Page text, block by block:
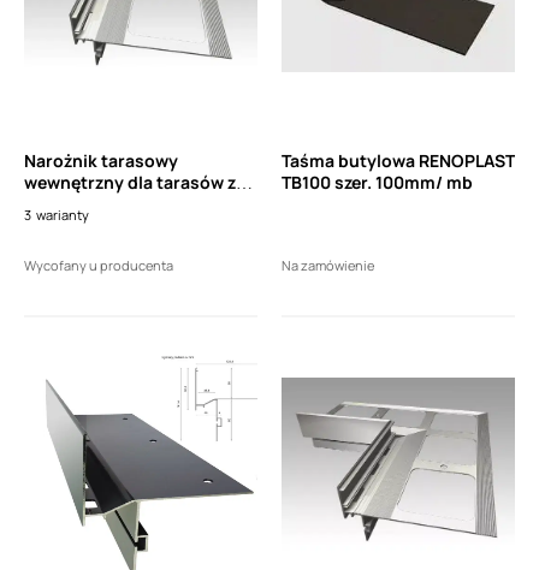
Narożnik tarasowy
wewnętrzny dla tarasów z
RENOPLAST Nw 60/135 (1
3 warianty
Wycofany u producenta
Taśma butylowa RENOPLAST
TB100 szer. 100mm/ mb
Na zamówienie